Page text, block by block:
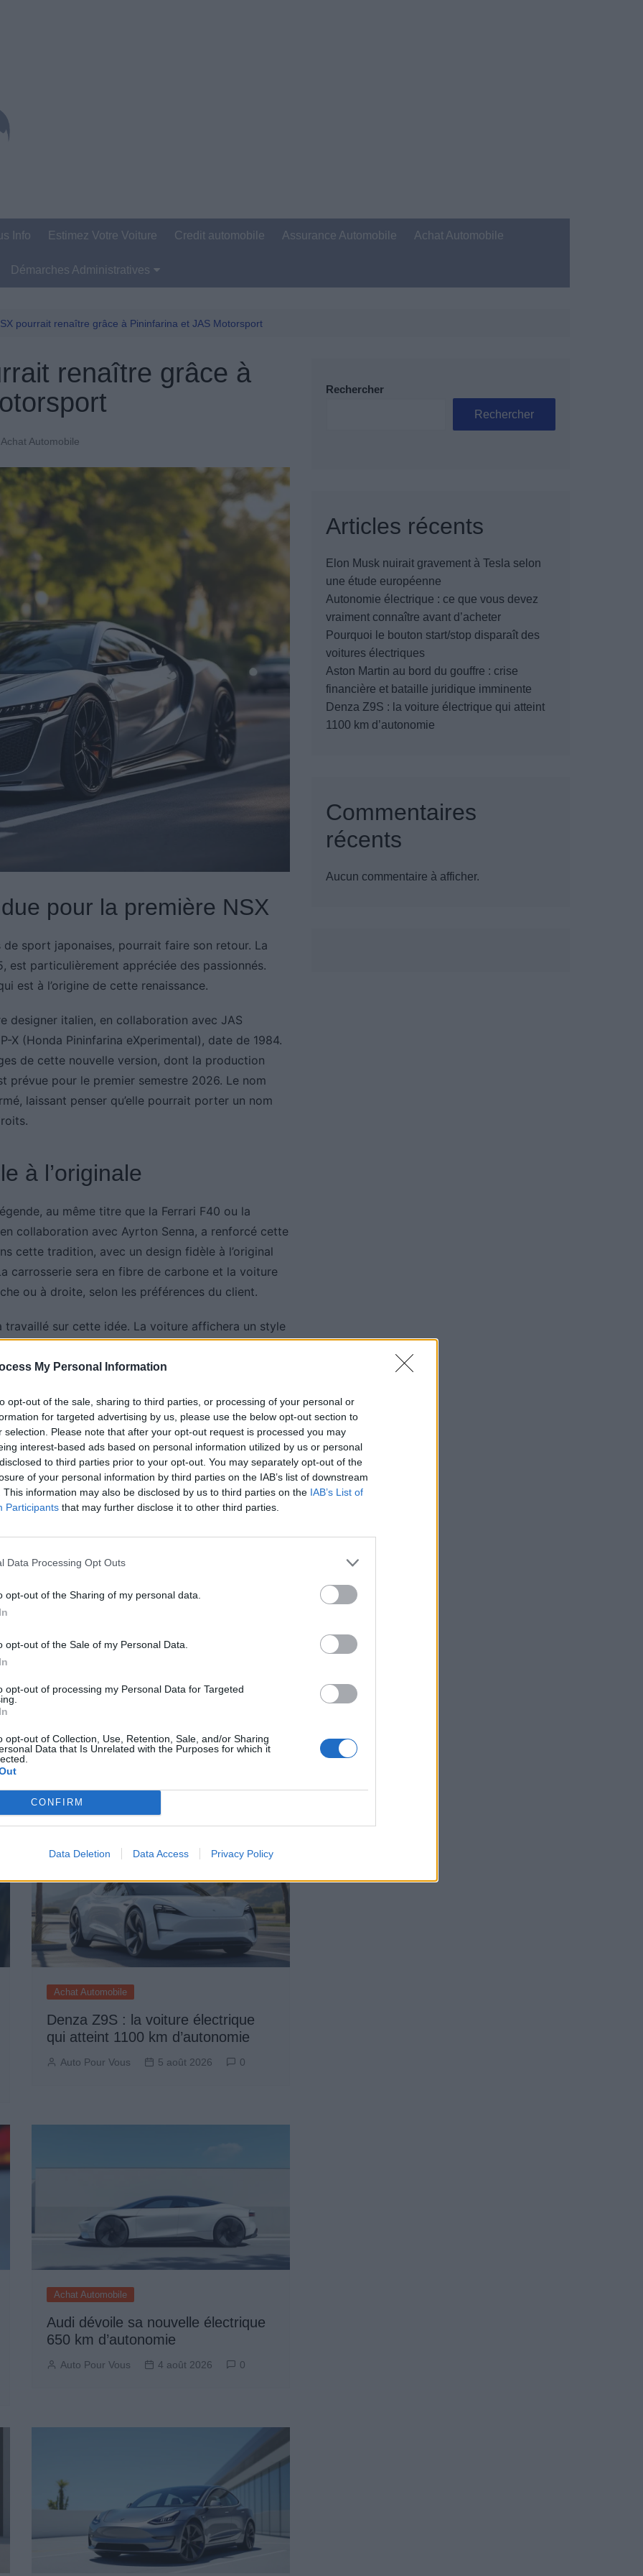
My Personal Information
opt-out of the sale, sharing to third parties, or processing of your personal or
for targeted advertising by us, please use the below opt-out section to
selection. Please note that after your opt-out request is processed you may
interest-based ads based on personal information utilized by us or personal
to third parties prior to your opt-out. You may separately opt-out of the
of your personal information by third parties on the IAB’s list of downstream
This information may also be disclosed by us to third parties on the IAB’s List of
Participants that may further disclose it to other third parties.
Data Processing Opt Outs
opt-out of the Sharing of my personal data.
opt-out of the Sale of my Personal Data.
opt-out of processing my Personal Data for Targeted
opt-out of Collection, Use, Retention, Sale, and/or Sharing
Data that Is Unrelated with the Purposes for which it
CONFIRM
Data Deletion Data Access Privacy Policy
Info Estimez Votre Voiture Credit automobile Assurance Automobile Achat Automobile
Démarches Administratives
Permis De Conduire
pourrait renaître grâce à Pininfarina et JAS Motorsport
renaître grâce à
Achat Automobile
pour la première NSX
sport japonaises, pourrait faire son retour. La
est particulièrement appréciée des passionnés.
est à l’origine de cette renaissance.
designer italien, en collaboration avec JAS
X (Honda Pininfarina eXperimental), date de 1984.
de cette nouvelle version, dont la production
prévue pour le premier semestre 2026. Le nom
laissant penser qu’elle pourrait porter un nom
à l’originale
au même titre que la Ferrari F40 ou la
collaboration avec Ayrton Senna, a renforcé cette
cette tradition, avec un design fidèle à l’original
carrosserie sera en fibre de carbone et la voiture
ou à droite, selon les préférences du client.
sur cette idée. La voiture affichera un style
des éléments modernes. La connexion entre le
un habitacle plus épuré, peu numérique.
puissant
de la première génération. La
mais JAS Motorsport travaille à l’optimiser. La
que l’originale, notamment grâce à des réglages
à 6 rapports, un choix qui ravira les amateurs
Achat Automobile
Denza Z9S : la voiture électrique
qui atteint 1100 km d’autonomie
Auto Pour Vous 5 août 2026 0
Achat Automobile
Audi dévoile sa nouvelle électrique
650 km d’autonomie
Auto Pour Vous 4 août 2026 0
Rechercher
Rechercher
Articles récents
Elon Musk nuirait gravement à Tesla selon
une étude européenne
Autonomie électrique : ce que vous devez
vraiment connaître avant d’acheter
Pourquoi le bouton start/stop disparaît des
voitures électriques
Aston Martin au bord du gouffre : crise
financière et bataille juridique imminente
Denza Z9S : la voiture électrique qui atteint
1100 km d’autonomie
Commentaires
récents
Aucun commentaire à afficher.